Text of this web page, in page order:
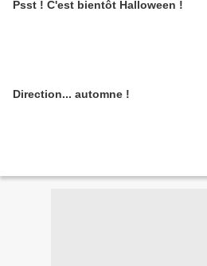
Psst ! C'est bientôt Halloween !
Direction... automne !